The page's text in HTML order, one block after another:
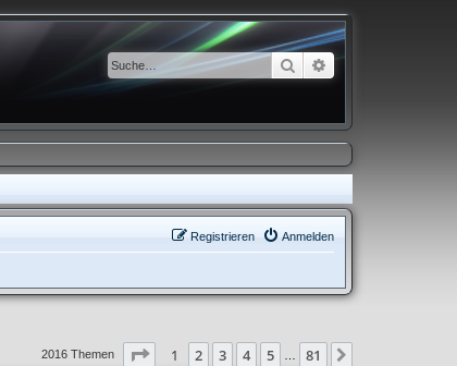
Suche Erweiterte Suche
Anmelden
Registrieren
2016 Themen Seite von81
1 2 3 4 5 81